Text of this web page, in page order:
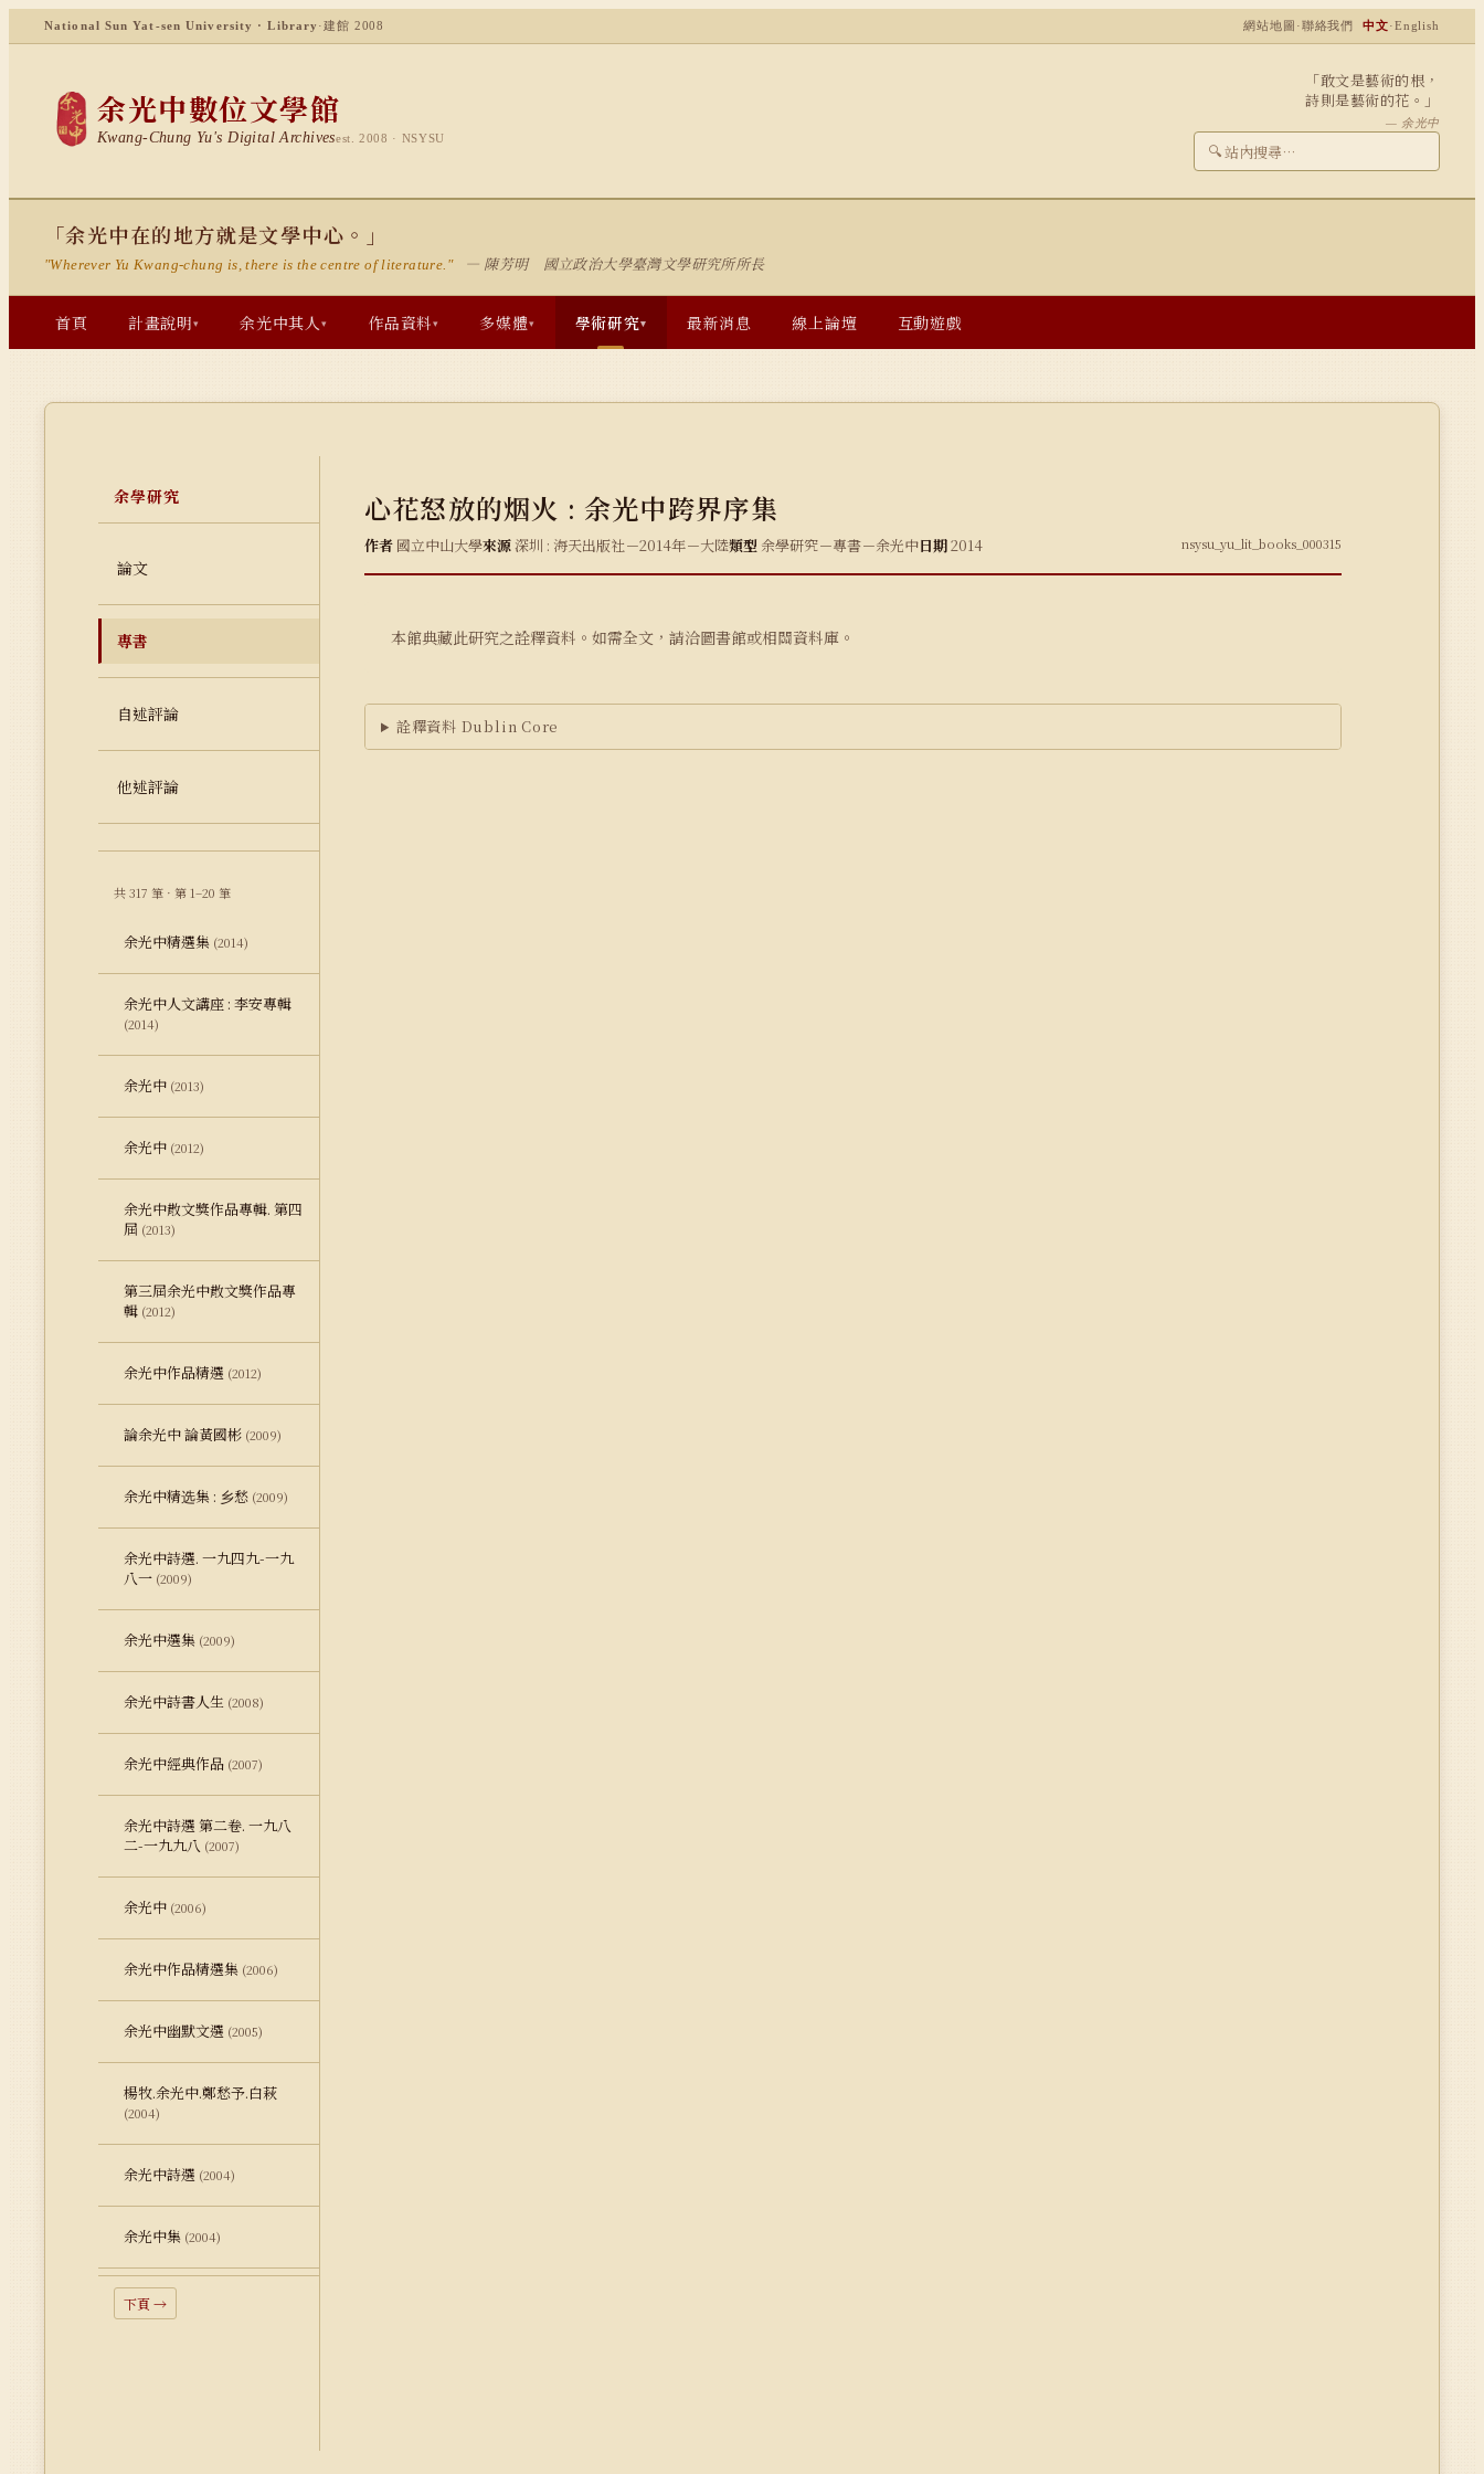
National Sun Yat-sen University · Library ·建館 2008 網站地圖 ·聯絡我們 中文·English
余光中數位文學館
Kwang-Chung Yu's Digital Archivesest. 2008 · NSYSU
「敢文是藝術的根，
詩則是藝術的花。」
— 余光中
🔍
「余光中在的地方就是文學中心。」
"Wherever Yu Kwang-chung is, there is the centre of literature." — 陳芳明 國立政治大學臺灣文學研究所所長
首頁 計畫說明▾ 余光中其人▾ 作品資料▾ 多媒體▾ 學術研究▾ 最新消息 線上論壇 互動遊戲
余學研究
論文
專書
自述評論
他述評論
共 317 筆 · 第 1–20 筆
余光中精選集 (2014)
余光中人文講座 : 李安專輯
(2014)
余光中 (2013)
余光中 (2012)
余光中散文獎作品專輯. 第四
屆 (2013)
第三屆余光中散文獎作品專
輯 (2012)
余光中作品精選 (2012)
論余光中 論黃國彬 (2009)
余光中精选集 : 乡愁 (2009)
余光中詩選. 一九四九-一九
八一 (2009)
余光中選集 (2009)
余光中詩書人生 (2008)
余光中經典作品 (2007)
余光中詩選 第二卷. 一九八
二-一九九八 (2007)
余光中 (2006)
余光中作品精選集 (2006)
余光中幽默文選 (2005)
楊牧.余光中.鄭愁予.白萩
(2004)
余光中詩選 (2004)
余光中集 (2004)
下頁 →
心花怒放的烟火 : 余光中跨界序集
作者 國立中山大學來源深圳 : 海天出版社－2014年－大陸類型 余學研究－專書－余光中日期2014 nsysu_yu_lit_books_000315
本館典藏此研究之詮釋資料。如需全文，請洽圖書館或相關資料庫。
詮釋資料 Dublin Core